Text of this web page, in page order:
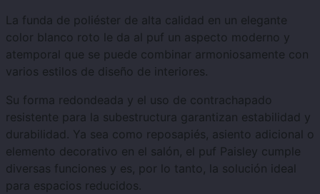
La funda de poliéster de alta calidad en un elegante
color blanco roto le da al puf un aspecto moderno y
atemporal que se puede combinar armoniosamente con
varios estilos de diseño de interiores.
Su forma redondeada y el uso de contrachapado
resistente para la subestructura garantizan estabilidad y
durabilidad. Ya sea como reposapiés, asiento adicional o
elemento decorativo en el salón, el puf Paisley cumple
diversas funciones y es, por lo tanto, la solución ideal
para espacios reducidos.